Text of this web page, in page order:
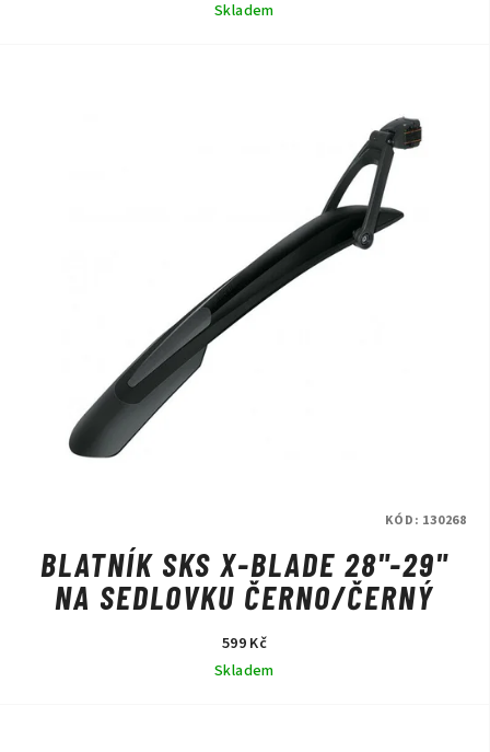
Skladem
BLATNÍK SKS X-BLADE 28"-29"
NA SEDLOVKU ČERNO/ČERNÝ
599 Kč
Skladem
KÓD: 130268